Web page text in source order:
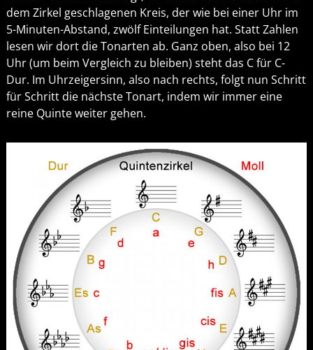
dem Zirkel geschlagenen Kreis, der wie bei einer Uhr im
5-Minuten-Abstand, zwölf Einteilungen hat. Statt Zahlen
lesen wir dort die Tonarten ab. Ganz oben, also bei 12
Uhr (um beim Vergleich zu bleiben) steht das C für C-
Dur. Im Uhrzeigersinn, also nach rechts, folgt nun Schritt
für Schritt die nächste Tonart, indem wir immer eine
reine Quinte weiter gehen.